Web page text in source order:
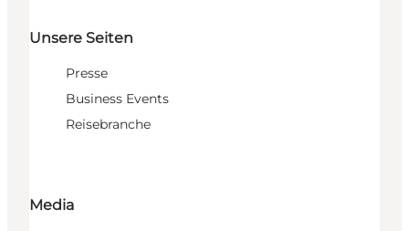
Unsere Seiten
Presse
Business Events
Reisebranche
Media